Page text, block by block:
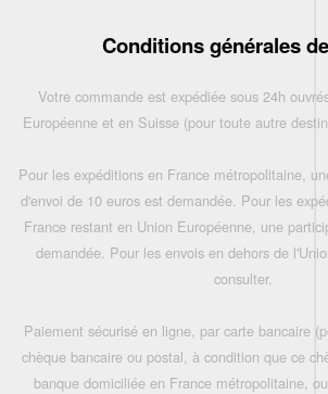
Conditions générales
Votre commande est expédiée sous 24h
Européenne et en Suisse (pour toute autre
Pour les expéditions en France métropolitaine,
d'envoi de 10 euros est demandée. Pour les
France restant en Union Européenne, une
demandée. Pour les envois en dehors de
consulter.
Paiement sécurisé en ligne, par carte bancaire
chèque bancaire ou postal, à condition que ce
banque domiciliée en France métropolitaine,